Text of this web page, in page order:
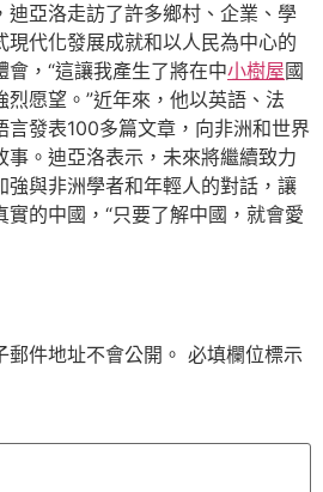
迪亞洛走訪了許多鄉村、企業、學
現代化發展成就和以人民為中心的
，“這讓我產生了將在中小樹屋國
愿望。”近年來，他以英語、法
言發表100多篇文章，向非洲和世界
事。迪亞洛表示，未來將繼續致力
強與非洲學者和年輕人的對話，讓
的中國，“只要了解中國，就會愛
件地址不會公開。 必填欄位標示